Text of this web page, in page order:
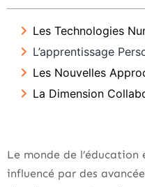
Les Technologies
L’apprentissage
Les Nouvelles
La Dimension
Le monde de
influencé par des